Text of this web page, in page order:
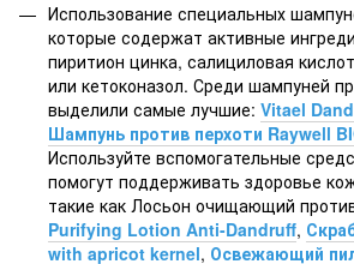
Использование специальных
которые содержат активные
пиритион цинка, салициловая
или кетоконазол. Среди шампуней
выделили самые лучшие: Vitael
Шампунь против перхоти Raywell
Используйте вспомогательные
помогут поддерживать здоровье
такие как Лосьон очищающий
Purifying Lotion Anti-Dandruff,
with apricot kernel, Освежающий